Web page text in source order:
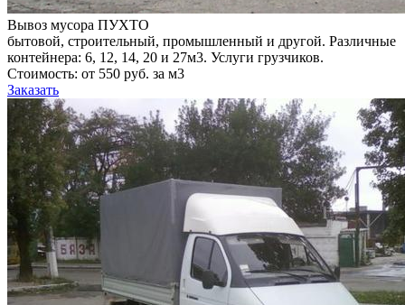
Вывоз мусора ПУХТО
бытовой, строительный, промышленный и другой. Различные
контейнера: 6, 12, 14, 20 и 27м3. Услуги грузчиков.
Стоимость: от 550 руб. за м3
Заказать